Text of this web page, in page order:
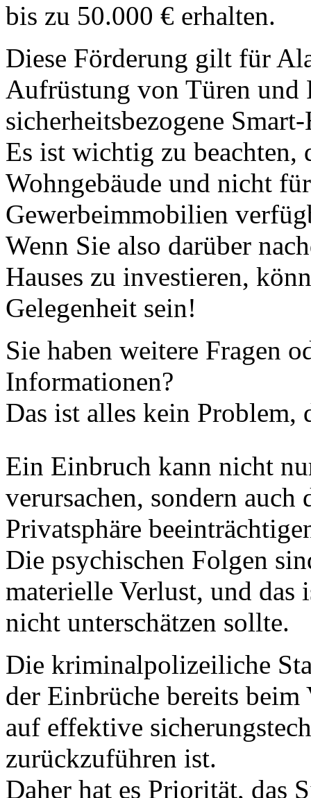
bis zu 50.000 € erhalten.
Diese Förderung gilt für
Aufrüstung von Türen und
sicherheitsbezogene
Es ist wichtig zu beachten,
Wohngebäude und nicht
Gewerbeimmobilien
Wenn Sie also darüber
Hauses zu investieren,
Gelegenheit sein!
Sie haben weitere Fragen
Informationen?
Das ist alles kein
Ein Einbruch kann nicht
verursachen, sondern
Privatsphäre
Die psychischen Folgen
materielle Verlust, und
nicht unterschätzen sollte.
Die kriminalpolizeiliche
der Einbrüche bereits beim
auf effektive
zurückzuführen ist.
Daher hat es Priorität, das